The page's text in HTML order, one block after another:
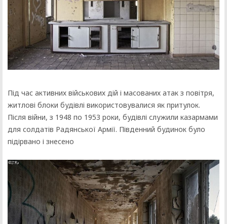
Під час активних військових дій і масованих атак з повітря,
житлові блоки будівлі використовувалися як притулок.
Після війни, з 1948 по 1953 роки, будівлі служили казармами
для солдатів Радянської Армії. Південний будинок було
підірвано і знесено